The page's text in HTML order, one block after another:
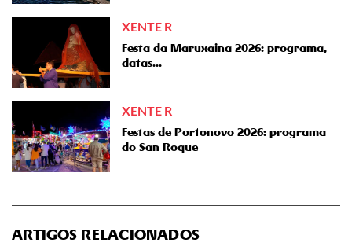
XENTE R
Festa da Maruxaina 2026: programa,
datas...
XENTE R
Festas de Portonovo 2026: programa
do San Roque
ARTIGOS RELACIONADOS